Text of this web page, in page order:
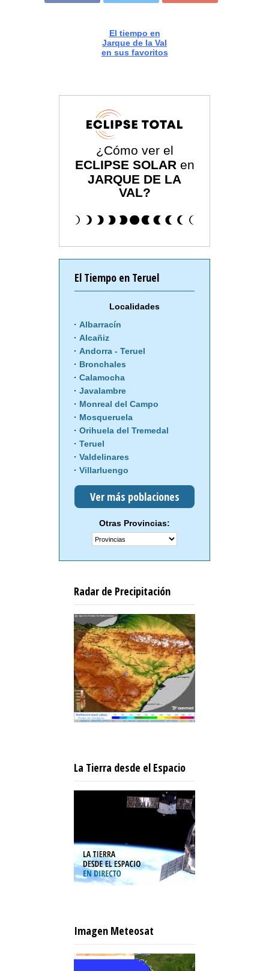
El tiempo en
Jarque de la Val
en sus favoritos
¿Cómo ver el
ECLIPSE SOLAR en
JARQUE DE LA
VAL?
El Tiempo en Teruel
Localidades
Albarracín
Alcañiz
Andorra - Teruel
Bronchales
Calamocha
Javalambre
Monreal del Campo
Mosqueruela
Orihuela del Tremedal
Teruel
Valdelinares
Villarluengo
Ver más poblaciones
Otras Provincias:
Radar de Precipitación
La Tierra desde el Espacio
Imagen Meteosat